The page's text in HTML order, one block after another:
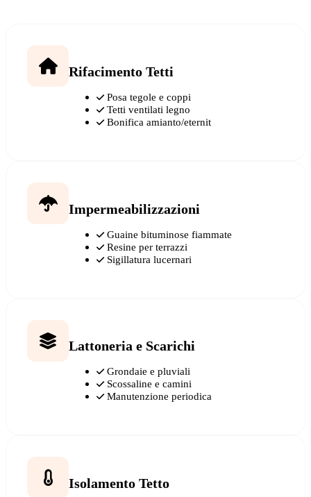
Rifacimento Tetti
Posa tegole e coppi
Tetti ventilati legno
Bonifica amianto/eternit
Impermeabilizzazioni
Guaine bituminose fiammate
Resine per terrazzi
Sigillatura lucernari
Lattoneria e Scarichi
Grondaie e pluviali
Scossaline e camini
Manutenzione periodica
Isolamento Tetto